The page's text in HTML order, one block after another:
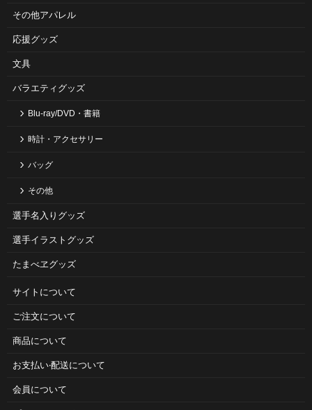
その他アパレル
応援グッズ
文具
バラエティグッズ
Blu-ray/DVD・書籍
時計・アクセサリー
バッグ
その他
選手名入りグッズ
選手イラストグッズ
たまべヱグッズ
サイトについて
ご注⽂について
商品について
お⽀払い‧配送について
会員について